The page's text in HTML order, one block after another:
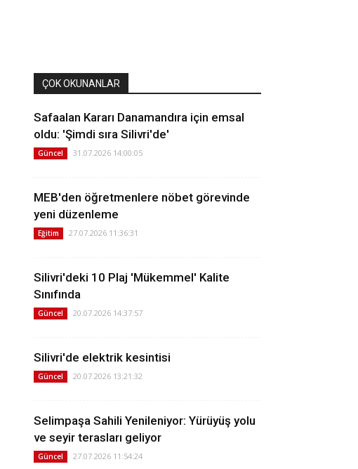
ÇOK OKUNANLAR
Safaalan Kararı Danamandıra için emsal
oldu: 'Şimdi sıra Silivri'de'
Güncel 31.07.2026 14:00:05
MEB'den öğretmenlere nöbet görevinde
yeni düzenleme
Eğitim 27.07.2026 11:36:31
Silivri'deki 10 Plaj 'Mükemmel' Kalite
Sınıfında
Güncel 20.07.2026 14:37:57
Silivri'de elektrik kesintisi
Güncel 20.07.2026 13:21:32
Selimpaşa Sahili Yenileniyor: Yürüyüş yolu
ve seyir terasları geliyor
Güncel 27.07.2026 11:54:24